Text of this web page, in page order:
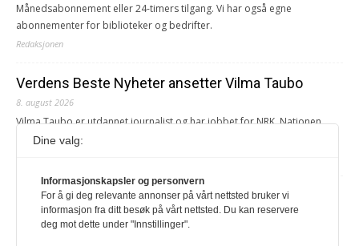
Månedsabonnement eller 24-timers tilgang. Vi har også egne
abonnementer for biblioteker og bedrifter.
Redaksjonen
Verdens Beste Nyheter ansetter Vilma Taubo
8. august 2026
Vilma Taubo er utdannet journalist og har jobbet for NRK, Nationen,
Klassekampen, Røverradioen og Svalbardsposten.
Juni Haugan Holden er ny rådgiver i ForUM
8. august 2026
Dine valg:
Informasjonskapsler og personvern
For å gi deg relevante annonser på vårt nettsted bruker vi
informasjon fra ditt besøk på vårt nettsted. Du kan reservere
deg mot dette under "Innstillinger".